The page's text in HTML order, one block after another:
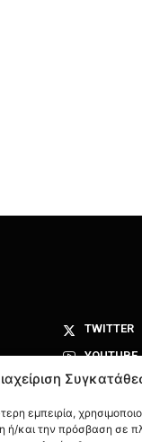
εμπειρία,
ή/και την πρόσβαση σε
TWITTER
YOUTUBE